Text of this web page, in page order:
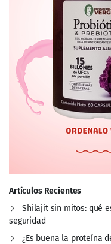
Artículos Recientes
Shilajit sin mitos: qué
seguridad
¿Es buena la proteína